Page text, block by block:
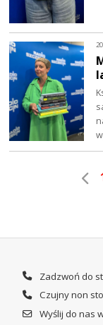
Zadzwoń do
Czujny non
Wyślij do nas